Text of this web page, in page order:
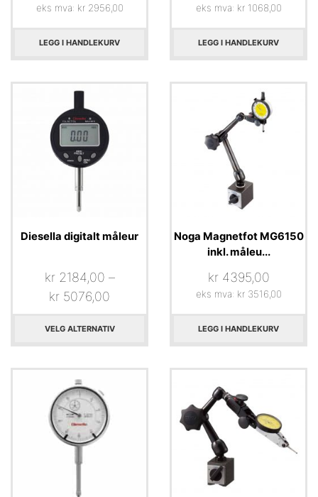
eks mva: kr2956,00
LEGG I HANDLEKURV
eks mva: kr1068,00
LEGG I HANDLEKURV
Diesella digitalt måleur
kr2184,00 –
kr 5076,00
VELG ALTERNATIV
Noga Magnetfot MG6150
inkl. måleu...
kr4395,00
eks mva: kr3516,00
LEGG I HANDLEKURV